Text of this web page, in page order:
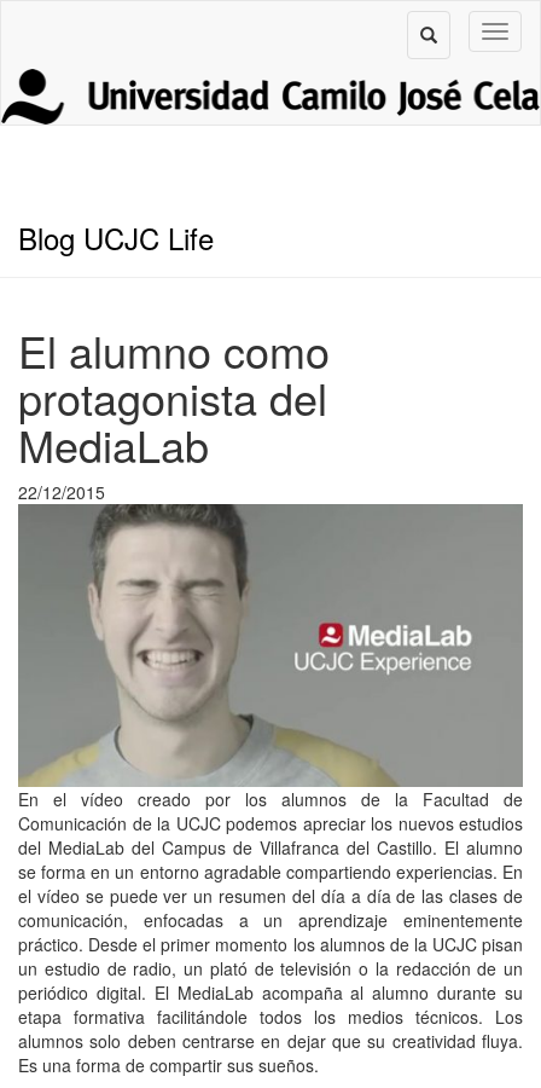
Blog UCJC Life
El alumno como
protagonista del
MediaLab
22/12/2015
En el vídeo creado por los alumnos de la Facultad de
Comunicación de la UCJC podemos apreciar los nuevos estudios
del MediaLab del Campus de Villafranca del Castillo. El alumno
se forma en un entorno agradable compartiendo experiencias. En
el vídeo se puede ver un resumen del día a día de las clases de
comunicación, enfocadas a un aprendizaje eminentemente
práctico. Desde el primer momento los alumnos de la UCJC pisan
un estudio de radio, un plató de televisión o la redacción de un
periódico digital. El MediaLab acompaña al alumno durante su
etapa formativa facilitándole todos los medios técnicos. Los
alumnos solo deben centrarse en dejar que su creatividad fluya.
Es una forma de compartir sus sueños.